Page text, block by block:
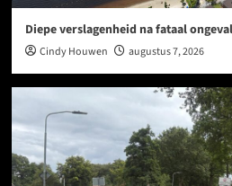
Diepe verslagenheid na fataal ongeval
Cindy Houwen augustus 7, 2026